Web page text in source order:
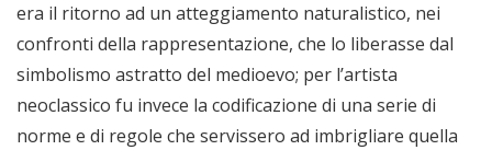
era il ritorno ad un atteggiamento naturalistico, nei
confronti della rappresentazione, che lo liberasse dal
simbolismo astratto del medioevo; per l’artista
neoclassico fu invece la codificazione di una serie di
norme e di regole che servissero ad imbrigliare quella